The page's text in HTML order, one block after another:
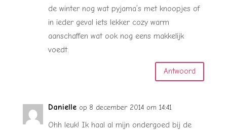
de winter nog wat pyjama’s met knoopjes of
in ieder geval iets lekker cozy warm
aanschaffen wat ook nog eens makkelijk
voedt.
Antwoord
Danielle op 8 december 2014 om 14:41
Ohh leuk! Ik haal al mijn ondergoed bij de